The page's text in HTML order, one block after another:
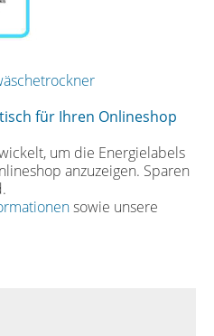
für Ihren Onlineshop
um die Energielabels
anzuzeigen. Sparen
sowie unsere